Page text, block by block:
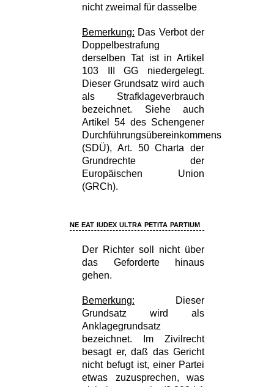
nicht zweimal für dasselbe
Bemerkung: Das Verbot der
Doppelbestrafung
derselben Tat ist in Artikel
103 III GG niedergelegt.
Dieser Grundsatz wird auch
als Strafklageverbrauch
bezeichnet. Siehe auch
Artikel 54 des Schengener
Durchführungsübereinkommens
(SDÜ), Art. 50 Charta der
Grundrechte der
Europäischen Union
(GRCh).
ne eat iudex ultra petita partium
Der Richter soll nicht über
das Geforderte hinaus
gehen.
Bemerkung: Dieser
Grundsatz wird als
Anklagegrundsatz
bezeichnet. Im Zivilrecht
besagt er, daß das Gericht
nicht befugt ist, einer Partei
etwas zuzusprechen, was